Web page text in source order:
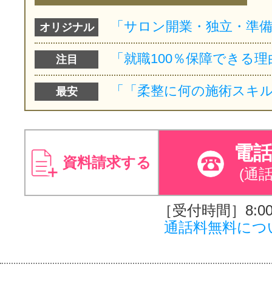
オリジナル
注目
最安
資料請求する 電
(通
［受付時間］
通話料無料につ